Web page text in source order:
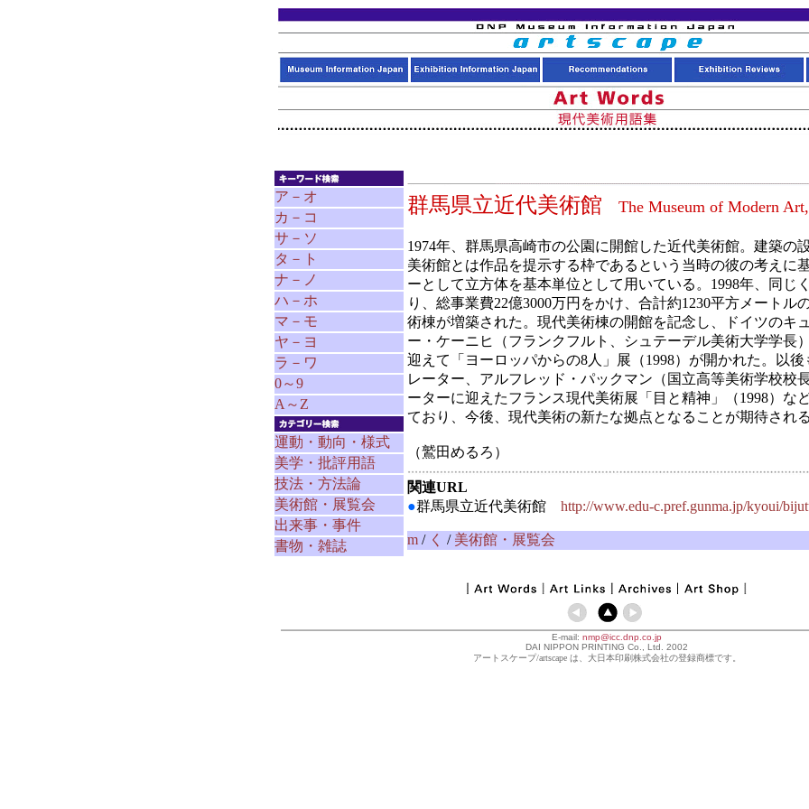
ア－オ
カ－コ
サ－ソ
タ－ト
ナ－ノ
ハ－ホ
マ－モ
ヤ－ヨ
ラ－ワ
0～9
A～Z
運動・動向・様式
美学・批評用語
技法・方法論
美術館・展覧会
出来事・事件
書物・雑誌
群馬県立近代美術館 The Museum of Modern
1974年、群馬県高崎市の公園に開館した近代美術館。建築の
美術館とは作品を提示する枠であるという当時の彼の考えに
ーとして立方体を基本単位として用いている。1998年、同じ
り、総事業費22億3000万円をかけ、合計約1230平方メートル
術棟が増築された。現代美術棟の開館を記念し、ドイツのキ
ー・ケーニヒ（フランクフルト、シュテーデル美術大学学長
迎えて「ヨーロッパからの8人」展（1998）が開かれた。以後
レーター、アルフレッド・パックマン（国立高等美術学校校
ーターに迎えたフランス現代美術展「目と精神」（1998）な
ており、今後、現代美術の新たな拠点となることが期待される
（鷲田めるろ）
関連URL
●群馬県立近代美術館 http://www.edu-c.pref.gunma.jp/kyoui/
m/ く / 美術館・展覧会
E-mail: nmp@icc.dnp.co.jp
DAI NIPPON PRINTING Co., Ltd. 2002
アートスケープ/artscape は、大日本印刷株式会社の登録商標です。